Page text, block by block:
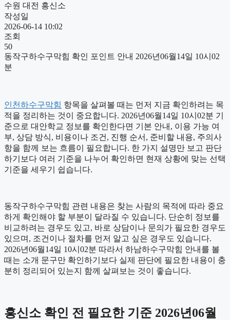
수원 대전 흥신소
작성일
2026-06-14 10:02
조회
50
동작구하수구막힘 확인 포인트 안내 2026년06월14일 10시02
분
인천하수구막힘 항목을 살펴볼 때는 먼저 지금 확인하려는 목
적을 정리하는 것이 중요합니다. 2026년06월14일 10시02분 기
준으로 대안학교 정보를 확인한다면 기본 안내, 이용 가능 여
부, 상담 방식, 비용이나 조건, 진행 순서, 준비할 내용, 주의사
항을 함께 보는 흐름이 필요합니다. 한 가지 설명만 보고 판단
하기보다 여러 기준을 나누어 확인하면 현재 상황에 맞는 선택
기준을 세우기 쉽습니다.
동작구하수구막힘 관련 내용은 찾는 사람의 목적에 따라 중요
하게 확인해야 할 부분이 달라질 수 있습니다. 단순히 정보를
비교하려는 경우도 있고, 바로 상담이나 문의가 필요한 경우도
있으며, 조건이나 절차를 먼저 알고 싶은 경우도 있습니다.
2026년06월14일 10시02분 따라서 하남하수구막힘 안내를 볼
때는 소개 문구만 확인하기보다 실제 판단에 필요한 내용이 충
분히 정리되어 있는지 함께 살펴보는 것이 좋습니다.
흥신소 확인 전 필요한 기준 2026년06월